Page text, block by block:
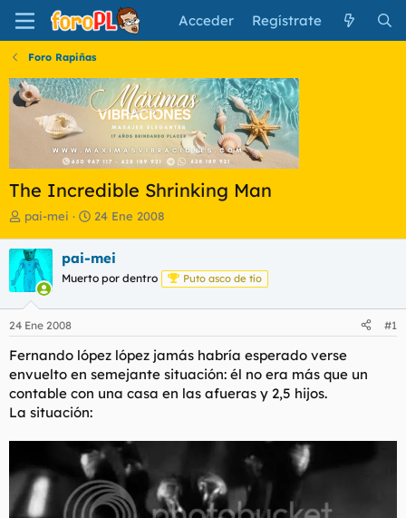
Acceder Regístrate
Foro Rapiñas
The Incredible Shrinking Man
I
i
c
i
a
d
o
d
e
l
t
m
pai-mei
F
h
a
e
i
c
24 Ene 2008
pai-mei
Muerto por dentro Puto asco de tío
24 Ene 2008 #1
Fernando lópez lópez jamás habría esperado verse
envuelto en semejante situación: él no era más que un
contable con una casa en las afueras y 2,5 hijos.
La situación: